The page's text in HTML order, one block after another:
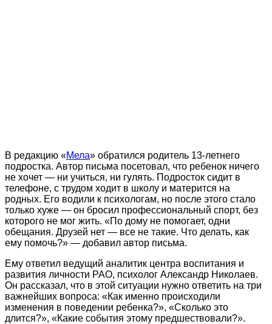
В редакцию «Мела» обратился родитель 13-летнего
подростка. Автор письма посетовал, что ребенок ничего
не хочет — ни учиться, ни гулять. Подросток сидит в
телефоне, с трудом ходит в школу и матерится на
родных. Его водили к психологам, но после этого стало
только хуже — он бросил профессиональный спорт, без
которого не мог жить. «По дому не помогает, одни
обещания. Друзей нет — все не такие. Что делать, как
ему помочь?» — добавил автор письма.
Ему ответил ведущий аналитик центра воспитания и
развития личности РАО, психолог Александр Николаев.
Он рассказал, что в этой ситуации нужно ответить на три
важнейших вопроса: «Как именно происходили
изменения в поведении ребенка?», «Сколько это
длится?», «Какие события этому предшествовали?».